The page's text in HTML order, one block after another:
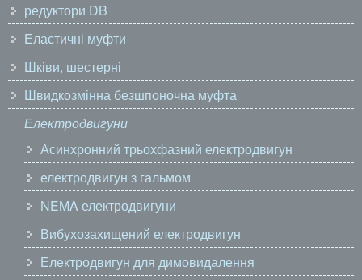
редуктори DB
Еластичні муфти
Шківи, шестерні
Швидкозмінна безшпоночна муфта
Електродвигуни
Асинхронний трьохфазний електродвигун
електродвигун з гальмом
NEMA електродвигуни
Вибухозахищений електродвигун
Електродвигун для димовидалення